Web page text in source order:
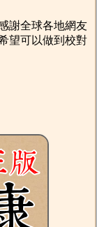
謝全球各地網友
望可以做到校對